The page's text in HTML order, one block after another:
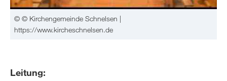
© © Kirchengemeinde Schnelsen |
https://www.kircheschnelsen.de
Leitung: